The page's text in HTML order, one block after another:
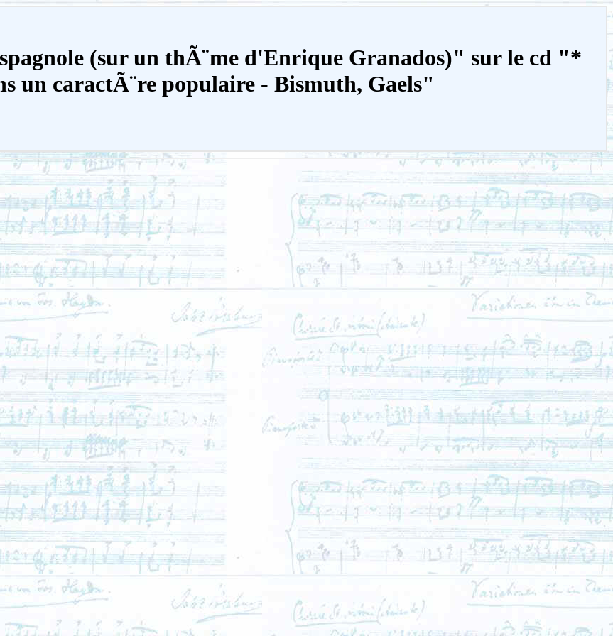
(sur un thÃ¨me d'Enrique Granados)" sur le cd "*
un caractÃ¨re populaire - Bismuth, Gaels"